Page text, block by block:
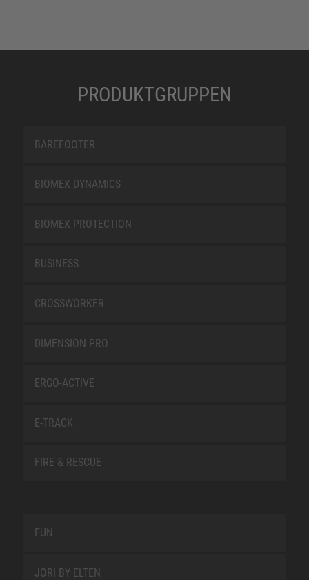
PRODUKTGRUPPEN
BAREFOOTER
BIOMEX DYNAMICS
BIOMEX PROTECTION
BUSINESS
CROSSWORKER
DIMENSION PRO
ERGO-ACTIVE
E-TRACK
FIRE & RESCUE
FUN
JORI BY ELTEN